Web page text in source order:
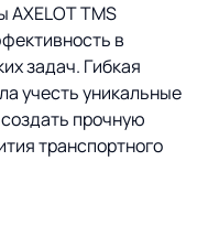
AXELOT TMS
в
задач. Гибкая
учесть уникальные
прочную
транспортного